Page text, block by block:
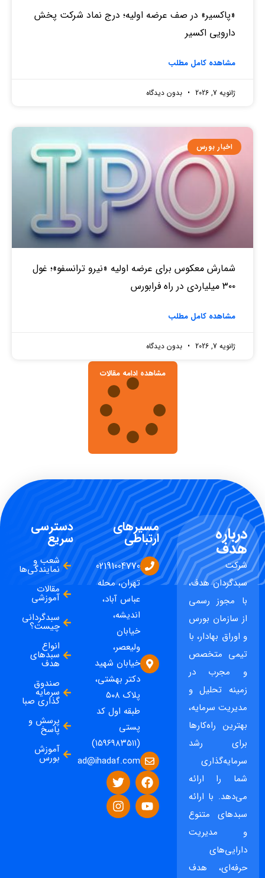
«پاکسیر» در صف عرضه اولیه؛ درج نماد شرکت پخش
دارویی اکسیر
مشاهده کامل مطلب
ژانویه 7, 2026 بدون دیدگاه
اخبار بورس
شمارش معکوس برای عرضه اولیه «نیرو ترانسفو»؛ غول
۳۰۰ میلیاردی در راه فرابورس
مشاهده کامل مطلب
ژانویه 7, 2026 بدون دیدگاه
مشاهده ادامه مقالات
درباره
هدف
شرکت
سبدگردان هدف،
با مجوز رسمی
از سازمان بورس
و اوراق بهادار، با
تیمی متخصص
و مجرب در
زمینه تحلیل و
مدیریت سرمایه،
بهترین راه‌کارها
برای رشد
سرمایه‌گذاری
شما را ارائه
می‌دهد. با ارائه
سبدهای متنوع
و مدیریت
دارایی‌های
حرفه‌ای، هدف
مسیرهای
ارتباطی
02191004770
تهران، محله
عباس آباد،
اندیشه،
خیابان
ولیعصر،
خیابان شهید
دکتر بهشتی،
پلاک ۵۰۸
طبقه اول کد
پستی
(۱۵۹۶۹۸۳۵۱۱)
ad@ihadaf.com
دسترسی
سریع
شعب و
نمایندگی‌ها
مقالات
آموزشی
سبدگردانی
چیست؟
انواع
سبدهای
هدف
صندوق
سرمایه
گذاری صبا
پرسش و
پاسخ
آموزش
بورس